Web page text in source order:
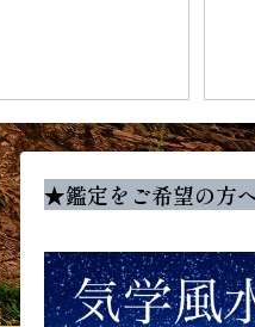
★鑑定をご希望の方